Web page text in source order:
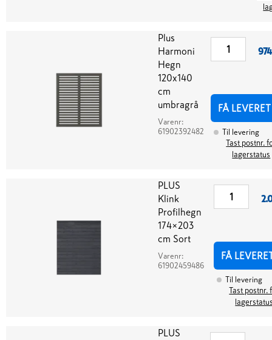
Plus
Harmoni
Hegn
120x140
cm
umbragrå
Varenr:
61902392482
FÅ LEVERET
Til levering
Tast postnr.
lagerstatus
PLUS
Klink
Profilhegn
174×203
cm Sort
Varenr:
61902459486
FÅ
Til levering
Tast postnr.
PLUS